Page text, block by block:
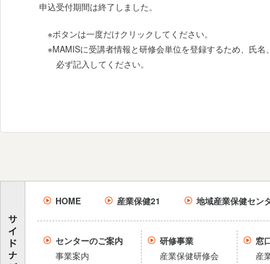
申込受付期間は終了しました。
※ボタンは一度だけクリックしてください。
※MAMISに受講者情報と研修会単位を登録するため、氏
必ず記入してください。
HOME 産業保健21 地域産業保健セン
センターのご案内
事業案内
研修事業
産業保健研修会
窓
産